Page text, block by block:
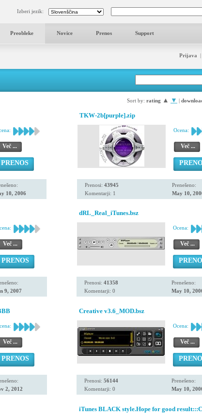
Izberi jezik:
Preobleke Novice Prenos Support
Prijava |
Sort by: rating ▲ ▼ |
Več ...
PRENOS
10, 2006
TKW-2b[purple].zip
Ocena:
Več ...
Prenosi: 43945
Komentarji: 1
Prenešeno:
May 10,
Več ...
PRENOS
9, 2007
dRL_Real_iTunes.bsz
Ocena:
Več ...
Prenosi: 41358
Komentarji: 0
Prenešeno:
May 10,
Več ...
PRENOS
2, 2012
Creative v3.6_MOD.bsz
Ocena:
Več ...
Prenosi: 56144
Komentarji: 0
Prenešeno:
May 10,
iTunes BLACK style.Hope for good